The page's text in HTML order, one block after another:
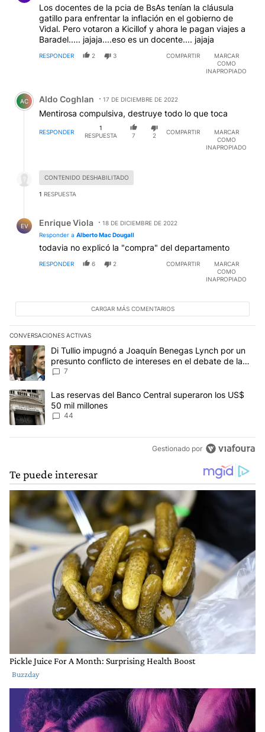
Los docentes de la pcia de BsAs tenían la cláusula
gatillo para enfrentar la inflación en el gobierno de
Vidal. Pero votaron a Kicillof y ahora le pagan viajes a
Baradel..... jajaja....eso es un docente.... jajaja
RESPONDER 2 3 COMPARTIR
MARCAR
COMO
INAPROPIADO
Comentario de Aldo Coghlan.
AC Aldo Coghlan 17 DE DICIEMBRE DE 2022
Mentirosa compulsiva, destruye todo lo que toca
RESPONDER
1
RESPUESTA
7 2
COMPARTIR
MARCAR
COMO
INAPROPIADO
CONTENIDO DESHABILITADO
1 RESPUESTA
EV Enrique Viola
18 DE DICIEMBRE DE 2022
Responder a Alberto Mac Dougall
todavia no explicó la "compra" del departamento
RESPONDER 6 2 COMPARTIR
MARCAR
COMO
INAPROPIADO
CARGAR MÁS COMENTARIOS
CONVERSACIONES ACTIVAS
Este listado muestra los artículos con más comentarios en los
Un artículo de tendencia con el título "Di Tullio impugnó a
Di Tullio impugnó a Joaquín Benegas Lynch por un
presunto conflicto de intereses en el debate de la
Ley de Tierras
7
Un artículo de tendencia con el título "Las reservas del Banco
Las reservas del Banco Central superaron los US$
50 mil millones
44
Gestionado por